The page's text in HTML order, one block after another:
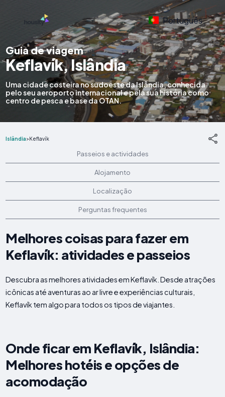
Português
Guia de viagem
Keflavík, Islândia
Uma cidade costeira no sudoeste da Islândia, conhecida
pelo seu aeroporto internacional e pela sua história como
centro de pesca e base da OTAN.
Islândia>Keflavík
Passeios e actividades
Alojamento
Localização
Perguntas frequentes
Melhores coisas para fazer em
Keflavík: atividades e passeios
Descubra as melhores atividades em Keflavík. Desde atrações
icônicas até aventuras ao ar livre e experiências culturais,
Keflavík tem algo para todos os tipos de viajantes.
Onde ficar em Keflavík, Islândia:
Melhores hotéis e opções de
acomodação